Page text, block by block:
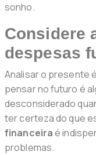
sonho.
Considere
despesas
Analisar o presente
pensar no futuro é
desconsiderado
ter certeza do que
financeiraé
problemas.